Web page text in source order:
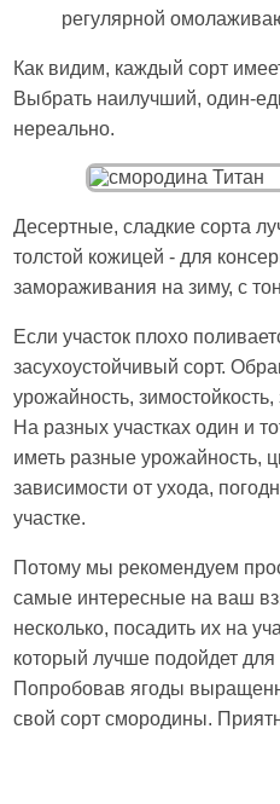
регулярной
Как видим, каждый сорт
Выбрать наилучший, один-
нереально.
Десертные, сладкие сорта
толстой кожицей - для
замораживания на зиму, с
Если участок плохо
засухоустойчивый сорт.
урожайность,
На разных участках один и
иметь разные урожайность,
зависимости от ухода,
участке.
Потому мы рекомендуем
самые интересные на ваш
несколько, посадить их на
который лучше подойдет
Попробовав ягоды
свой сорт смородины.